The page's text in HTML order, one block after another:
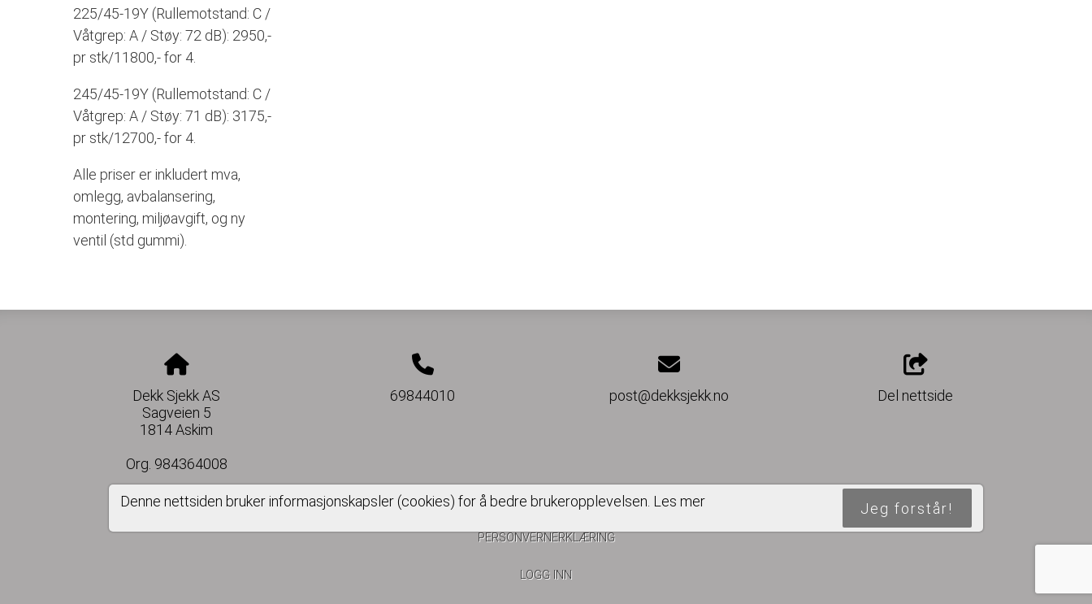
225/45-19Y (Rullemotstand: C /
Våtgrep: A / Støy: 72 dB): 2950,-
pr stk/11800,- for 4.
245/45-19Y (Rullemotstand: C /
Våtgrep: A / Støy: 71 dB): 3175,-
pr stk/12700,- for 4.
Alle priser er inkludert mva,
omlegg, avbalansering,
montering, miljøavgift, og ny
ventil (std gummi).
Dekk Sjekk AS
Sagveien 5
1814 Askim
Org. 984364008
69844010 post@dekksjekk.no Del nettside
Denne nettsiden bruker informasjonskapsler (cookies) for å bedre brukeropplevelsen. Les mer Jeg forstår!
PERSONVERNERKLÆRING
LOGG INN